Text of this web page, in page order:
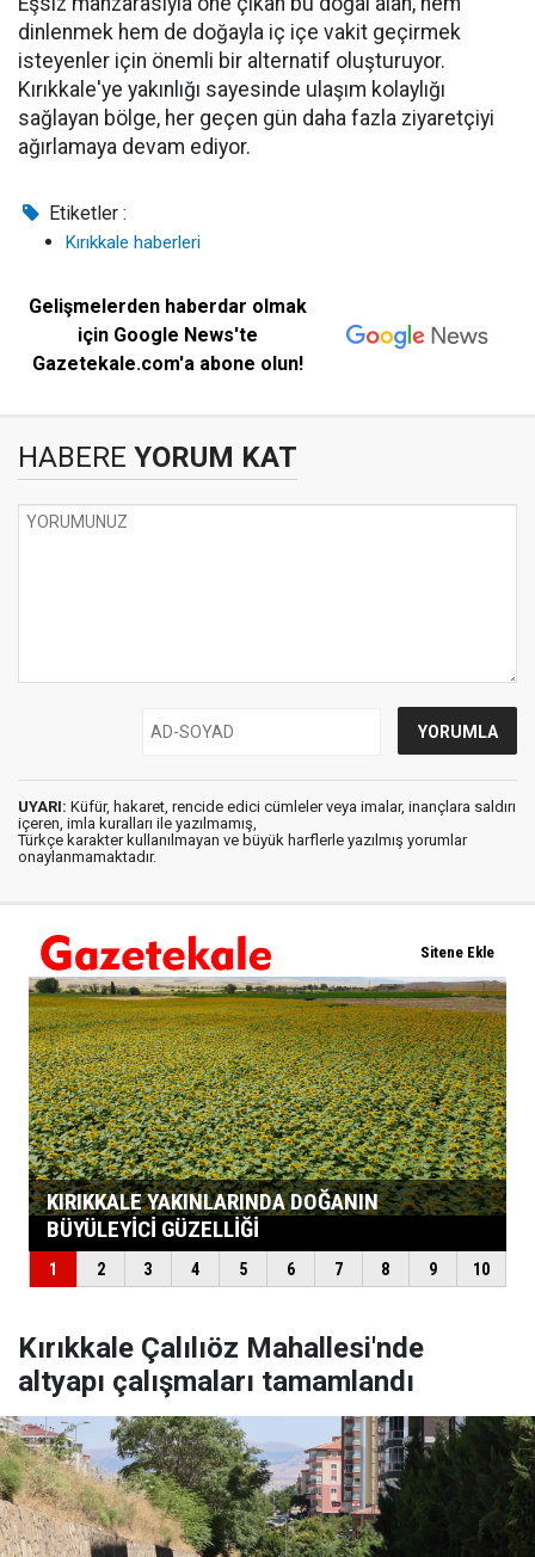
dinlenmek hem de doğayla iç içe vakit geçirmek
isteyenler için önemli bir alternatif oluşturuyor.
Kırıkkale'ye yakınlığı sayesinde ulaşım kolaylığı
sağlayan bölge, her geçen gün daha fazla ziyaretçiyi
ağırlamaya devam ediyor.
Etiketler :
Kırıkkale haberleri
Gelişmelerden haberdar olmak
için Google News'te
Gazetekale.com'a abone olun!
HABERE YORUM KAT
UYARI: Küfür, hakaret, rencide edici cümleler veya imalar, inançlara saldırı
içeren, imla kuralları ile yazılmamış,
Türkçe karakter kullanılmayan ve büyük harflerle yazılmış yorumlar
onaylanmamaktadır.
Kırıkkale Çalılıöz Mahallesi'nde
altyapı çalışmaları tamamlandı